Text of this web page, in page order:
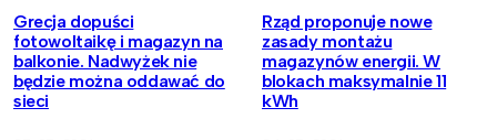
Grecja dopuści
fotowoltaikę i magazyn na
balkonie. Nadwyżek nie
będzie można oddawać do
sieci
Rząd proponuje nowe
zasady montażu
magazynów energii. W
blokach maksymalnie 11
kWh